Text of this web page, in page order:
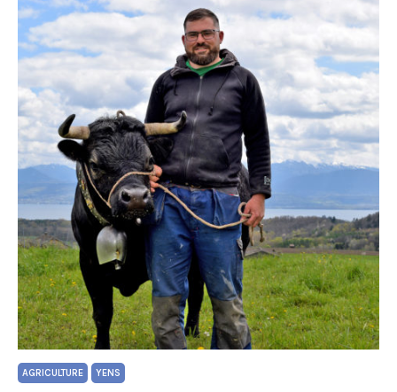
AGRICULTURE YENS